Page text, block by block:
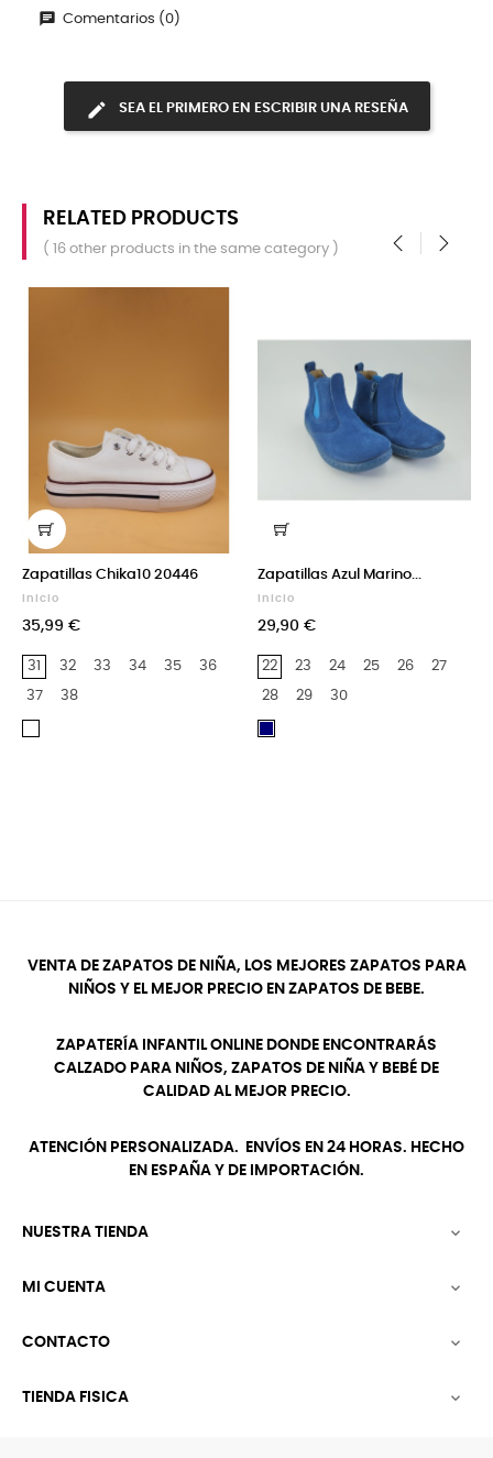
Comentarios (0)
SEA EL PRIMERO EN ESCRIBIR UNA RESEÑA
RELATED PRODUCTS
( 16 other products in the same category )
Zapatillas Chika10 20446
Inicio
35,99 €
31 32 33 34 35 36
37 38
Zapatillas Azul Marino...
Inicio
29,90 €
22 23 24 25 26 27
28 29 30
VENTA DE ZAPATOS DE NIÑA, LOS MEJORES ZAPATOS PARA
NIÑOS Y EL MEJOR PRECIO EN ZAPATOS DE BEBE.
ZAPATERÍA INFANTIL ONLINE DONDE ENCONTRARÁS
CALZADO PARA NIÑOS, ZAPATOS DE NIÑA Y BEBÉ DE
CALIDAD AL MEJOR PRECIO.
ATENCIÓN PERSONALIZADA. ENVÍOS EN 24 HORAS. HECHO
EN ESPAÑA Y DE IMPORTACIÓN.
NUESTRA TIENDA 
MI CUENTA 
CONTACTO 
TIENDA FISICA 